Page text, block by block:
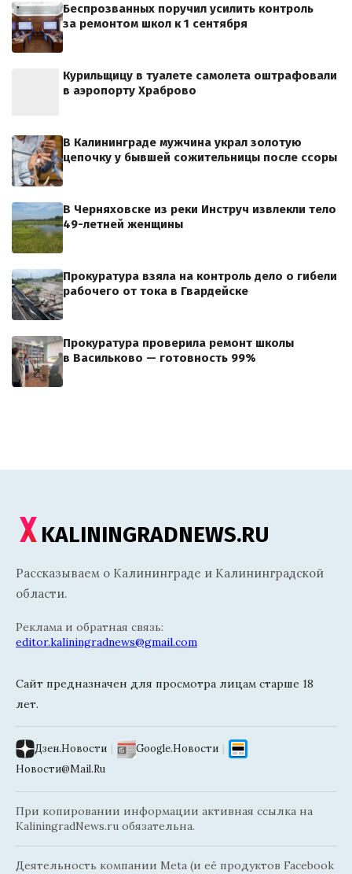
Беспрозванных поручил усилить контроль
за ремонтом школ к 1 сентября
Курильщицу в туалете самолета оштрафовали
в аэропорту Храброво
В Калининграде мужчина украл золотую
цепочку у бывшей сожительницы после ссоры
В Черняховске из реки Инструч извлекли тело
49-летней женщины
Прокуратура взяла на контроль дело о гибели
рабочего от тока в Гвардейске
Прокуратура проверила ремонт школы
в Васильково — готовность 99%
KALININGRADNEWS.RU
Рассказываем о Калининграде и Калининградской
области.
Реклама и обратная связь:
editor.kaliningradnews@gmail.com
Сайт предназначен для просмотра лицам старше 18
лет.
Дзен.Новости | Google.Новости |
Новости@Mail.Ru
При копировании информации активная ссылка на
KaliningradNews.ru обязательна.
Деятельность компании Meta (и её продуктов Facebook